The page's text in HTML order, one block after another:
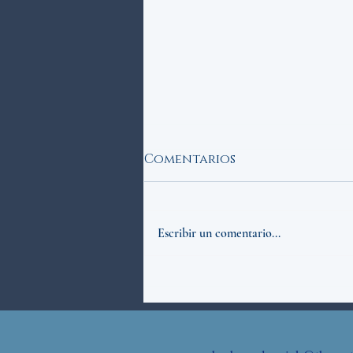
de Fátima de 1917
Comentarios
Escribir un comentario...